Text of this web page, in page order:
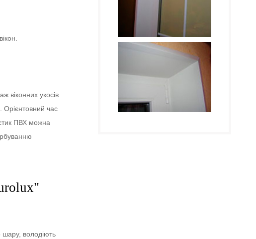
віконних укосів
Орієнтовний час
ПВХ можна
шару, володіють